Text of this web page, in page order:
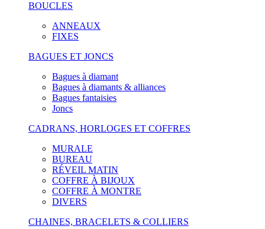
BOUCLES
ANNEAUX
FIXES
BAGUES ET JONCS
Bagues à diamant
Bagues à diamants & alliances
Bagues fantaisies
Joncs
CADRANS, HORLOGES ET COFFRES
MURALE
BUREAU
RÉVEIL MATIN
COFFRE À BIJOUX
COFFRE À MONTRE
DIVERS
CHAINES, BRACELETS & COLLIERS